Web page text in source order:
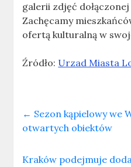
galerii zdjęć
Zachęcamy
ofertą kulturalną w
Źródło: Urzad Miasta
← Sezon kąpielowy we
otwartych obiektów
Kraków podejmuje